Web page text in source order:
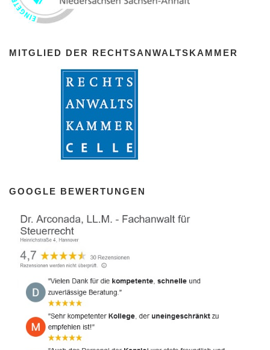
MITGLIED DER RECHTSANWALTSKAMMER
GOOGLE BEWERTUNGEN